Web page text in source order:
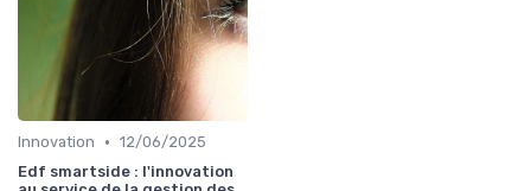
Innovation • 12/06/2025
Edf smartside : l'innovation